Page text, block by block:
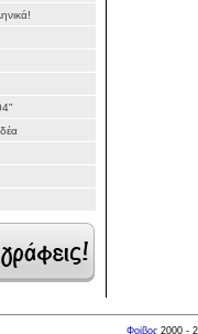
Φοίβος 2000 -